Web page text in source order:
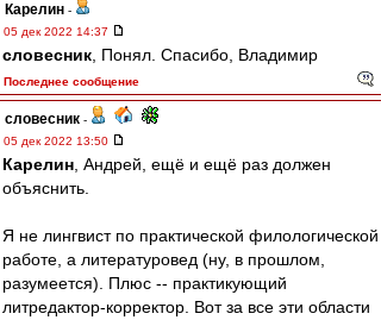
Карелин -
05 дек 2022 14:37
словесник , Понял. Спасибо, Владимир
Последнее сообщение
словесник -
05 дек 2022 13:50
Карелин , Андрей, ещё и ещё раз должен
объяснить.
Я не лингвист по практической филологической
работе, а литературовед (ну, в прошлом,
разумеется). Плюс -- практикующий
литредактор-корректор. Вот за все эти области